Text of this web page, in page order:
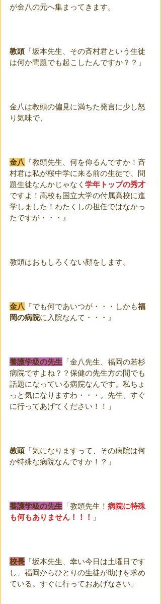
が金八の元へ集まってきます。
教頭 「坂本先生、その斉村君という生徒
は何か問題でも起こしたんですか？？」
金八は教頭の偏見に満ちた発言に少し怒
り気味で、
金八
『教頭先生、何を仰るんですか！斉
村君は私が桜中学に来る前の生徒で、問
題生徒なんかじゃなく 学年トップの秀才
ですよ！高校も国立大学の付属高校に進
学しました！わたくしの担任ではなかっ
たですが・・・』
教頭はおもしろくない顔をします。
金八 『でも何であいつが・・・しかも福
岡の病院に入院なんて・・・』
養護学級の先生 「金八先生、福岡の若杉
病院ですよね？？保健の先生方の間でも
話題になっている病院なんです。私ちょ
っと気になりますわ・・・。先生、すぐ
に行ってあげてください！！」
教頭 「気になりますって、その病院は何
か特殊な病院なんですか！？」
養護学級の先生 「教頭先生！ 病院に特殊
も何もありません！！！
」
校長 「坂本先生、幸い今日は土曜日です
し、福岡からひとりの生徒が助けを求め
ている。すぐに行っておあげなさい」